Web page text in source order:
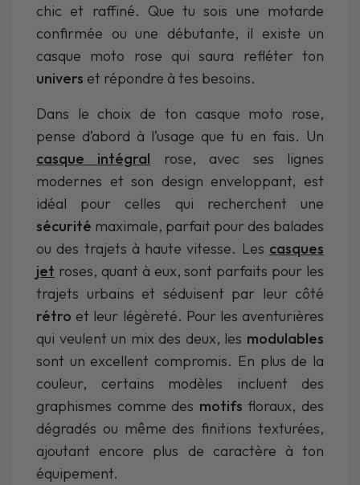
chic et raffiné. Que tu sois une motarde
confirmée ou une débutante, il existe un
casque moto rose qui saura refléter ton
univers et répondre à tes besoins.
Dans le choix de ton casque moto rose,
pense d’abord à l’usage que tu en fais. Un
casque intégral rose, avec ses lignes
modernes et son design enveloppant, est
idéal pour celles qui recherchent une
sécurité maximale, parfait pour des balades
ou des trajets à haute vitesse. Les casques
jet roses, quant à eux, sont parfaits pour les
trajets urbains et séduisent par leur côté
rétro et leur légèreté. Pour les aventurières
qui veulent un mix des deux, les modulables
sont un excellent compromis. En plus de la
couleur, certains modèles incluent des
graphismes comme des motifs floraux, des
dégradés ou même des finitions texturées,
ajoutant encore plus de caractère à ton
équipement.